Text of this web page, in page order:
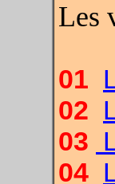
Les
01
02
03
04